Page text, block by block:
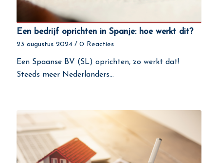
Een bedrijf oprichten in Spanje: hoe werkt dit?
23 augustus 2024 / 0 Reacties
Een Spaanse BV (SL) oprichten, zo werkt dat!
Steeds meer Nederlanders…